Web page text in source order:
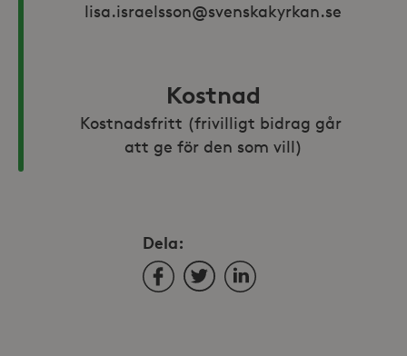
lisa.israelsson@svenskakyrkan.se
Kostnad
Kostnadsfritt (frivilligt bidrag går
att ge för den som vill)
Dela:
FacebookTwitterLinkedIn